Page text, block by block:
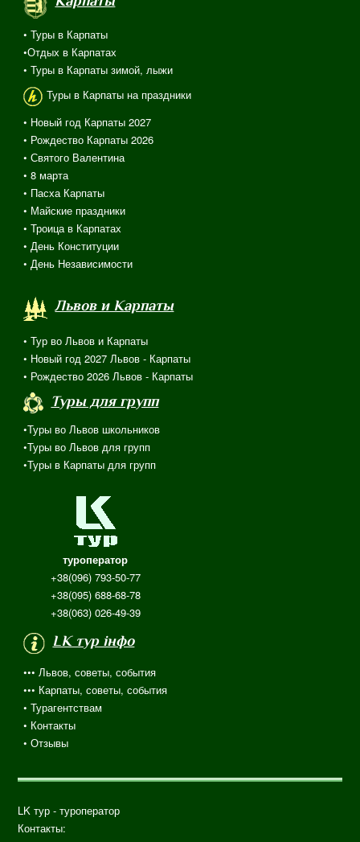
• Туры в Карпаты
•Отдых в Карпатах
• Туры в Карпаты зимой, лыжи
Туры в Карпаты на праздники
• Новый год Карпаты 2027
• Рождество Карпаты 2026
• Святого Валентина
• 8 марта
• Пасха Карпаты
• Майские праздники
• Троица в Карпатах
• День Конституции
• День Независимости
Львов и Карпаты
• Тур во Львов и Карпаты
• Новый год 2027 Львов - Карпаты
• Рождество 2026 Львов - Карпаты
Туры для групп
•Туры во Львов школьников
•Туры во Львов для групп
•Туры в Карпаты для групп
туроператор
+38(096) 793-50-77
+38(095) 688-68-78
+38(063) 026-49-39
LK тур інфо
••• Львов, советы, события
••• Карпаты, советы, события
•Турагентствам
• Контакты
•Отзывы
LK тур - туроператор
Контакты: